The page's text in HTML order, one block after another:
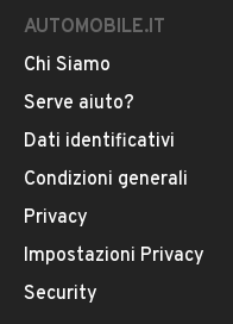
DESCRIZIONE
ABS
Airbag per la testa
AUTOMOBILE.IT
Chi Siamo
Serve aiuto?
Dati identificativi
Condizioni generali
Privacy
Impostazioni Privacy
Security